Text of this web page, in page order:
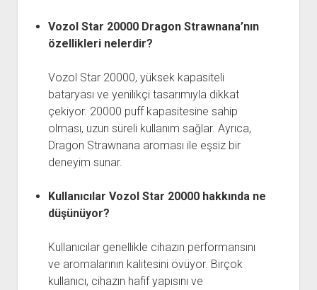
Vozol Star 20000 Dragon Strawnana’nın
özellikleri nelerdir?
Vozol Star 20000, yüksek kapasiteli
bataryası ve yenilikçi tasarımıyla dikkat
çekiyor. 20000 puff kapasitesine sahip
olması, uzun süreli kullanım sağlar. Ayrıca,
Dragon Strawnana aroması ile eşsiz bir
deneyim sunar.
Kullanıcılar Vozol Star 20000 hakkında ne
düşünüyor?
Kullanıcılar genellikle cihazın performansını
ve aromalarının kalitesini övüyor. Birçok
kullanıcı, cihazın hafif yapısını ve